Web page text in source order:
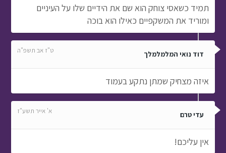
תמיד כשאסי צוחק הוא שם את הידיים שלו על העיניים
ומוריד את המשקפיים כאילו הוא בוכה
דוד נואי המלמלמלך ט"ז אב תשפ"ה
איזה מצחיק שמתן נתקע בעמוד
עדי טרם א' אייר תשע"ז
אין עליכם!